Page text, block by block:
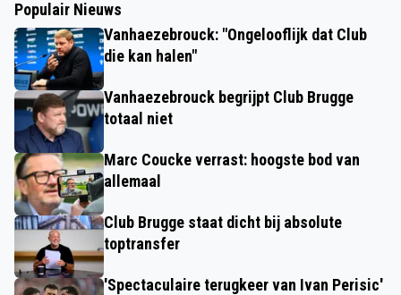
Populair Nieuws
Vanhaezebrouck: "Ongelooflijk dat Club
die kan halen"
Vanhaezebrouck begrijpt Club Brugge
totaal niet
Marc Coucke verrast: hoogste bod van
allemaal
Club Brugge staat dicht bij absolute
toptransfer
'Spectaculaire terugkeer van Ivan Perisic'